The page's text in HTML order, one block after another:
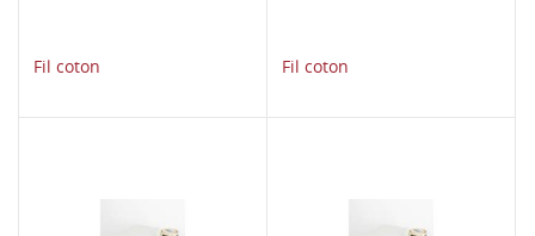
Fil coton Fil coton